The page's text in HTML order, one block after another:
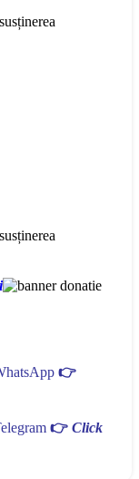
👉
👉 Click